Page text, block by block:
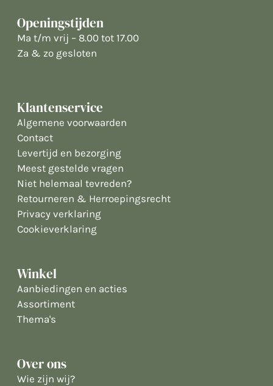
Openingstijden
Ma t/m vrij – 8.00 tot 17.00
Za & zo gesloten
Klantenservice
Algemene voorwaarden
Contact
Levertijd en bezorging
Meest gestelde vragen
Niet helemaal tevreden?
Retourneren & Herroepingsrecht
Privacy verklaring
Cookieverklaring
Winkel
Aanbiedingen en acties
Assortiment
Thema's
Over ons
Wie zijn wij?